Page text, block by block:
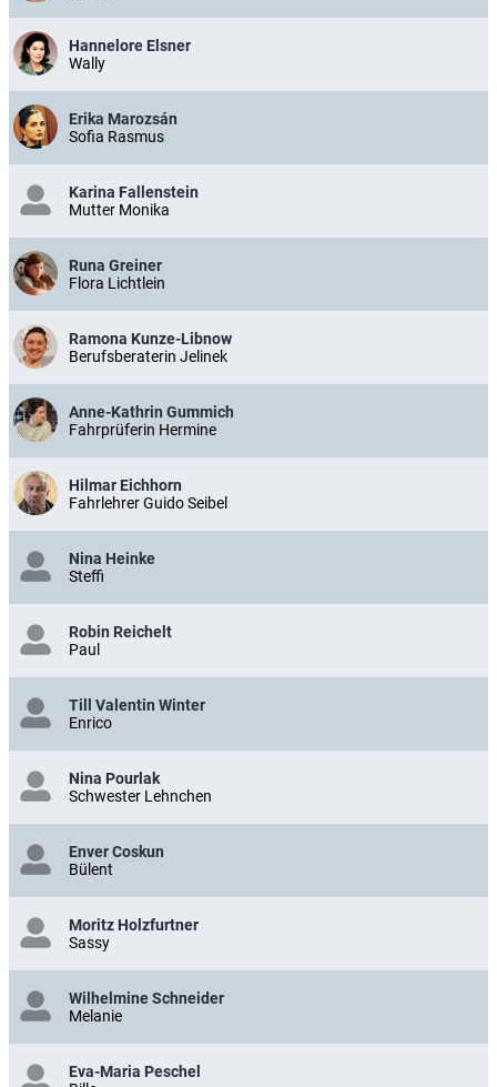
Hannelore Elsner
Wally
Erika Marozsán
Sofia Rasmus
Karina Fallenstein
Mutter Monika
Runa Greiner
Flora Lichtlein
Ramona Kunze-Libnow
Berufsberaterin Jelinek
Anne-Kathrin Gummich
Fahrprüferin Hermine
Hilmar Eichhorn
Fahrlehrer Guido Seibel
Nina Heinke
Steffi
Robin Reichelt
Paul
Till Valentin Winter
Enrico
Nina Pourlak
Schwester Lehnchen
Enver Coskun
Bülent
Moritz Holzfurtner
Sassy
Wilhelmine Schneider
Melanie
Eva-Maria Peschel